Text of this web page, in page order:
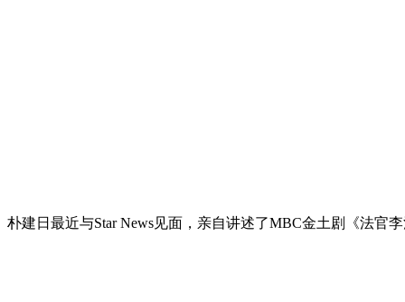
朴建日最近与Star News见面，亲自讲述了MBC金土剧《法官